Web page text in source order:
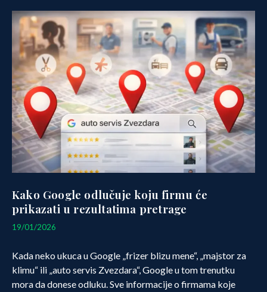
Kako Google odlučuje koju firmu će
prikazati u rezultatima pretrage
19/01/2026
Kada neko ukuca u Google „frizer blizu mene“, „majstor za
klimu“ ili „auto servis Zvezdara“, Google u tom trenutku
mora da donese odluku. Sve informacije o firmama koje